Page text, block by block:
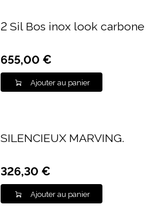
2 Sil Bos inox look carbone
655,00 €
Ajouter au panier
SILENCIEUX MARVING.
326,30 €
Ajouter au panier